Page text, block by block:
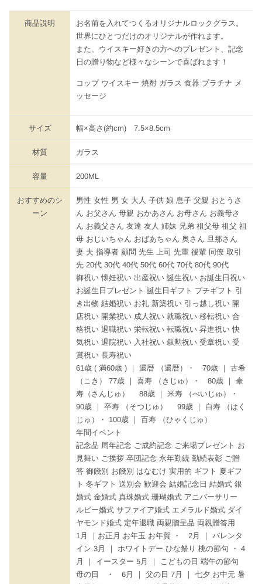
商品説明
お名前を入れてつくるオリジナルロックグラス。
世界にひとつだけのオリジナルが作れます。
また、ウイスキー好きの方へのプレゼント、記念
日の贈り物など様々なシーンで喜ばれます！
コップ ウイスキー 焼酎 ガラス 食器 プラチナ メ
ッセージ
サイズ 幅×高さ(約cm) 7.5×8.5cm
材質 ガラス
容量 200ML
おすすめのシ
ーン
男性 女性 男 女 大人 子供 娘 息子 父親 おとうさ
ん お父さん 母親 おかあさん お母さん お義母さ
ん お義父さん 友達 友人 姉妹 兄弟 祖父母 祖父 祖
母 おじいちゃん おばあちゃん 奥さん 旦那さん
妻 夫 指導者 顧問 先生 上司 先輩 後輩 同僚 取引
先 20代 30代 40代 50代 60代 70代 80代 90代
御祝い 懐妊祝い 出産祝い 誕生祝い お誕生日祝い
お誕生日プレゼント 誕生日ギフト プチギフト 引
き出物 結婚祝い お礼 新築祝い 引っ越し祝い 開
店祝い 開業祝い 成人祝い 就職祝い 移転祝い 合
格祝い 退職祝い 栄転祝い 転職祝い 昇進祝い 快
気祝い 退院祝い 入社祝い 叙勲祝い 受章祝い 受
賞祝い 長寿祝い
61歳 ( 満60歳 ) ｜ 還暦 （還暦）・ 70歳 ｜ 古希
（こき） 77歳 ｜ 喜寿 （きじゅ）・ 80歳 ｜ 傘
寿（さんじゅ） 88歳 ｜ 米寿 （べいじゅ）・
90歳 ｜ 卒寿 （そつじゅ） 99歳 ｜ 白寿 （はく
じゅ）・ 100歳 ｜ 百寿 （ひゃくじゅ）
年間イベント
記念品 周年記念 ご成約記念 ご来場プレゼント お
見舞い ご挨拶 卒団記念 永年勤続 勤続表彰 ご贈
答 御餞別 お餞別 はなむけ 実用的 ギフト 夏ギフ
ト 冬ギフト 送別会 歓迎会 結婚記念日 結婚式 銀
婚式 金婚式 真珠婚式 珊瑚婚式 アニバーサリー
ルビー婚式 サファイア婚式 エメラルド婚式 ダイ
ヤモンド婚式 定年退職 両親贈呈品 両親贈答用
1月 ｜お正月 お年玉 お年賀 ・ 2月 ｜ バレンタ
イン 3月 ｜ ホワイトデー ひな祭り 桃の節句 ・ 4
月 ｜ イースター 5月 ｜ こどもの日 端午の節句
母の日 ・ 6月 ｜ 父の日 7月 ｜ 七夕 お中元 暑